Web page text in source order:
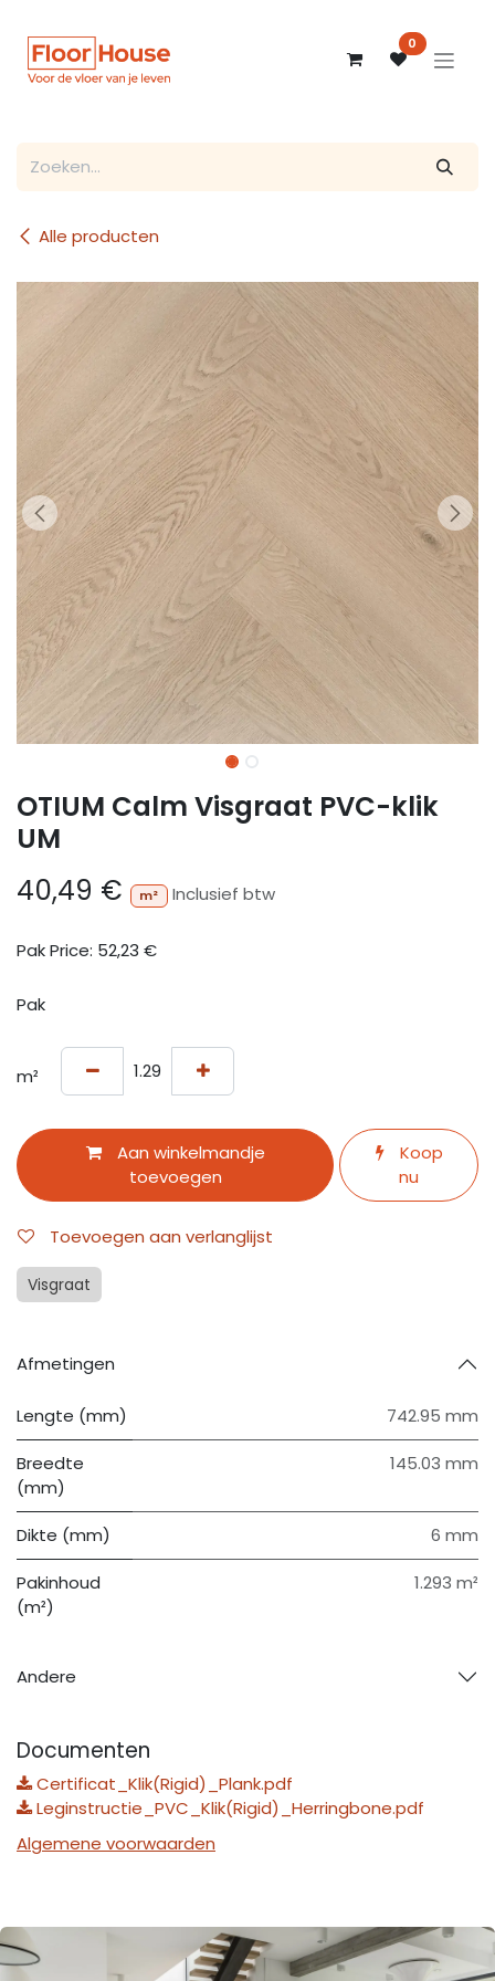
0
Alle producten
OTIUM Calm Visgraat PVC-klik
UM
40,49 € m² Inclusief btw
Pak Price: 52,23 €
Pak
m²
Aan winkelmandje
toevoegen
Koop
nu
Toevoegen aan verlanglijst
Visgraat
Afmetingen
Lengte (mm) 742.95 mm
Breedte
(mm)
145.03 mm
Dikte (mm) 6 mm
Pakinhoud
(m²)
1.293 m²
Andere
Documenten
Certificat_Klik(Rigid)_Plank.pdf
Leginstructie_PVC_Klik(Rigid)_Herringbone.pdf
Algemene voorwaarden